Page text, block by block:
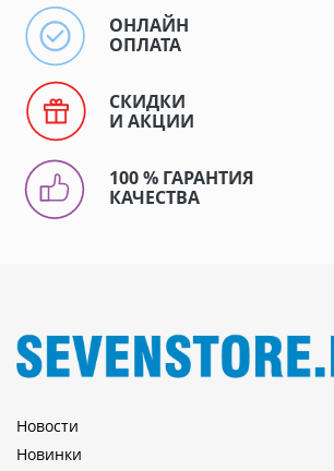
ОНЛАЙН
ОПЛАТА
СКИДКИ
И АКЦИИ
100 % ГАРАНТИЯ
КАЧЕСТВА
Новости
Новинки